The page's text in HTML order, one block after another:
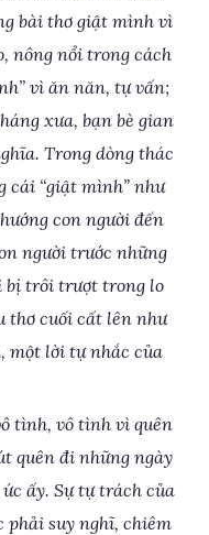
bài thơ giật mình vì
nông nổi trong cách
vì ăn năn, tự vấn;
xưa, bạn bè gian
Trong dòng thác
cái “giật mình” như
con người đến
người trước những
bị trôi trượt trong lo
thơ cuối cất lên như
một lời tự nhắc của
tình, vô tình vì quên
quên đi những ngày
ấy. Sự tự trách của
phải suy nghĩ, chiêm